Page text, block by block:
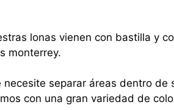
lonas vienen con bastilla y
monterrey.
separar áreas dentro
con una gran variedad de